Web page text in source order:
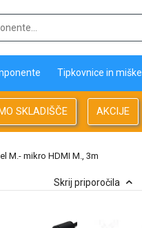
Tipkovnice in miške
SKLADIŠČE AKCIJE
M.- mikro HDMI M., 3m
Skrij priporočila